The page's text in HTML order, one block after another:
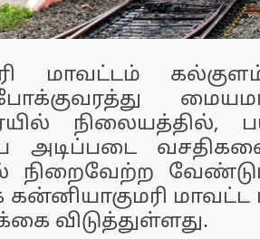
மாவட்டம்
நிலையத்தில்,
அடிப்படை
நிறைவேற்ற
கன்னியாகுமரி
விடுத்துள்ளது.